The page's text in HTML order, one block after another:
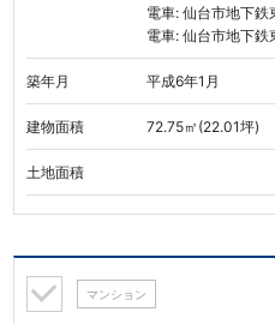
電車: 仙台市地下
電車: 仙台市地下
築年月 平成6年1月
建物面積 72.75㎡(22.01坪)
土地面積
マンション